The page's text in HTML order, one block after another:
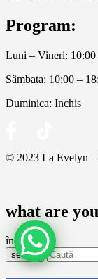
Program:
Luni – Vineri: 10:00
Sâmbata: 10:00 –
Duminica: Inchis
© 2023 La Evelyn –
what are
închide
search